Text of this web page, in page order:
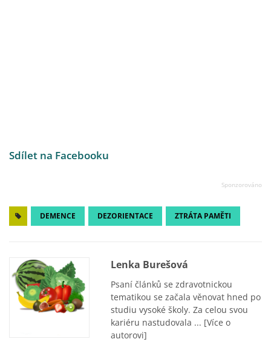
Sdílet na Facebooku
DEMENCE DEZORIENTACE ZTRÁTA PAMĚTI
Lenka Burešová
Psaní článků se zdravotnickou
tematikou se začala věnovat hned po
studiu vysoké školy. Za celou svou
kariéru nastudovala ... [Více o
autorovi]